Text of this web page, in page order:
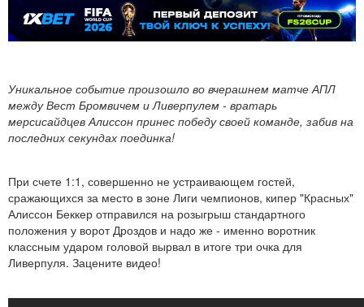
Уникальное событие произошло во вчерашнем матче АПЛ
между Вест Бромвичем и Ливерпулем - вратарь
мерсисайдцев Алиссон принес победу своей команде, забив на
последних секундах поединка!
При счете 1:1, совершенно не устраивающем гостей,
сражающихся за место в зоне Лиги чемпионов, кипер "Красных"
Алиссон Беккер отправился на розыгрыш стандартного
положения у ворот Дроздов и надо же - именно воротник
классным ударом головой вырвал в итоге три очка для
Ливерпуля. Зацените видео!